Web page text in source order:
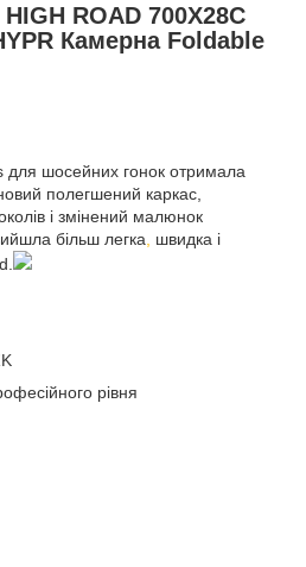
ROAD 700X28C
Камерна Foldable
для шосейних гонок отримала
полегшений каркас,
і змінений малюнок
більш легка, швидка і
рівня